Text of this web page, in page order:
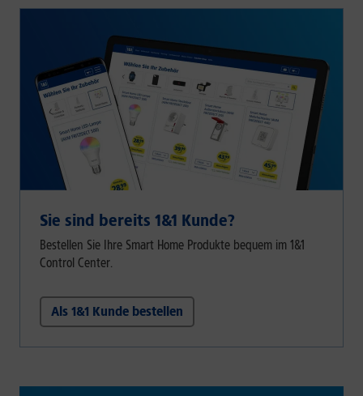
Sie sind bereits 1&1 Kunde?
Bestellen Sie Ihre Smart Home Produkte bequem im 1&1
Control Center.
Als 1&1 Kunde bestellen